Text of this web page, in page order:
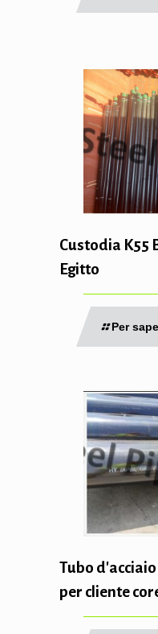
Custodia K55
Egitto
Per
Tubo d'acciaio
per cliente